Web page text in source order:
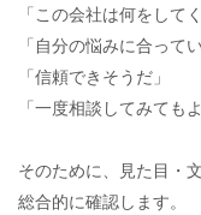
「この会社は何をして
「自分の悩みに合って
「信頼できそうだ」
「一度相談してみても
そのために、見た目・
総合的に確認します。